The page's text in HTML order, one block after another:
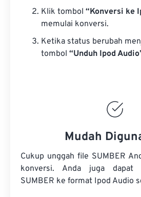
Klik tombol “Konversi ke
memulai konversi.
Ketika status berubah
tombol “Unduh Ipod
Mudah
Cukup unggah file SUMBER
konversi. Anda juga dapat
SUMBER ke format Ipod Audio